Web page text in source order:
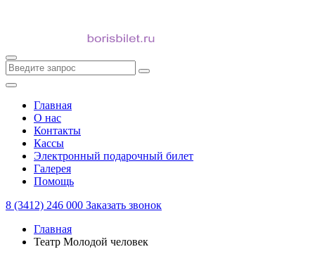
Главная
О нас
Контакты
Кассы
Электронный подарочный билет
Галерея
Помощь
8 (3412) 246 000 Заказать звонок
Главная
Театр Молодой человек